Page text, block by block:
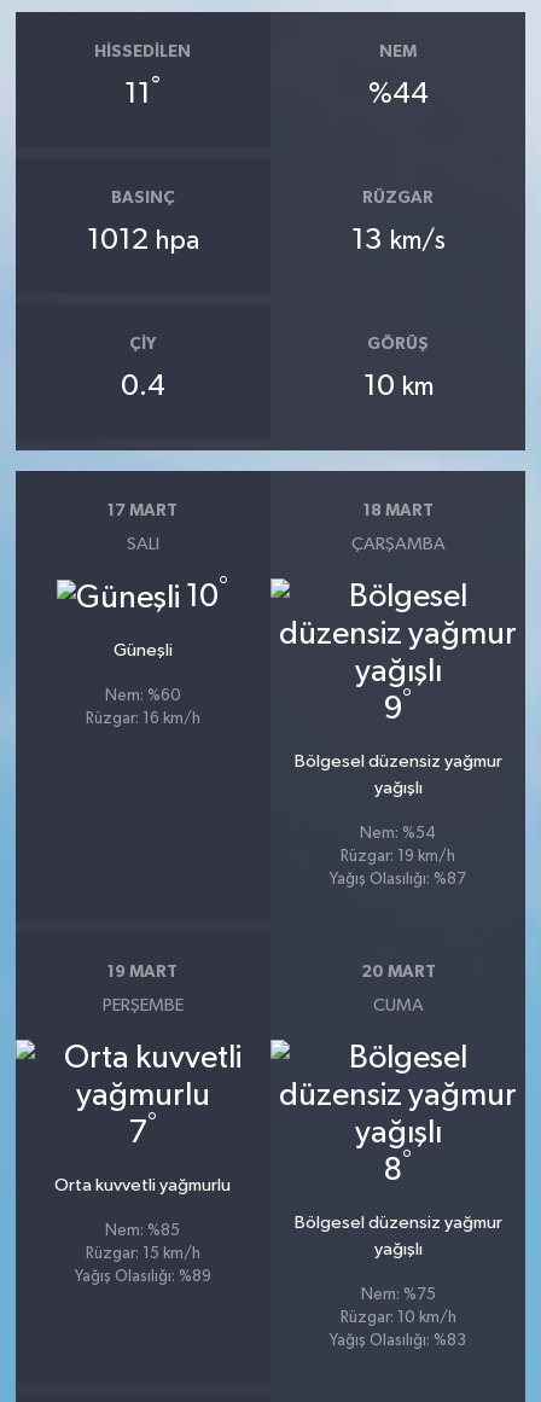
HISSEDILEN
11 °
NEM
%44
BASINÇ
1012 hpa
RÜZGAR
13 km/s
ÇIY
0.4
GÖRÜŞ
10 km
17 MART
SALI
10°
Güneşli
Nem: %60
Rüzgar: 16 km/h
18 MART
ÇARŞAMBA
9°
Bölgesel düzensiz yağmur
yağışlı
Nem: %54
Rüzgar: 19 km/h
Yağış Olasılığı: %87
19 MART
PERŞEMBE
7°
Orta kuvvetli yağmurlu
Nem: %85
Rüzgar: 15 km/h
Yağış Olasılığı: %89
20 MART
CUMA
8°
Bölgesel düzensiz yağmur
yağışlı
Nem: %75
Rüzgar: 10 km/h
Yağış Olasılığı: %83